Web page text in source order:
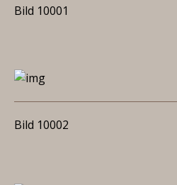
Bild 10001
Bild 10002